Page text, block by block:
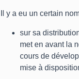
Il y a eu un certain
sur sa
met en avant la
cours de
mise à